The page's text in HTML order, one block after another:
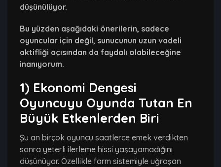
düşünülüyor.
Bu yüzden aşağıdaki önerilerin, sadece
oyuncular için değil, sunucunun uzun vadeli
aktifliği açısından da faydalı olabileceğine
inanıyorum.
1) Ekonomi Dengesi
Oyuncuyu Oyunda Tutan En
Büyük Etkenlerden Biri
Şu an birçok oyuncu saatlerce emek verdikten
sonra yeterli ilerleme hissi yaşayamadığını
düşünüyor. Özellikle farm sistemiyle uğraşan